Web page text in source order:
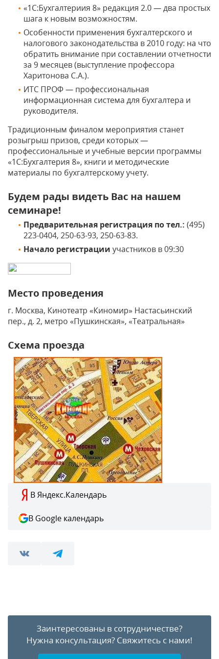
«1С:Бухгалтериия 8» редакция 2.0 — два простых
шага к новым возможностям.
Особенности применения бухгалтерского и
налогового законодательства в 2010 году: на что
обратить внимание при составлении отчетности
за 9 месяцев (выступление профессора
Харитонова С.А.).
ИТС ПРОФ — профессиональная
информационная система для бухгалтера и
руководителя.
Традиционным финалом мероприятия станет
розыгрыш призов, среди которых —
профессиональные и учебные версии программы
«1С:Бухгалтерия 8», книги и методические
материалы по бухгалтерскому учету.
Будем рады видеть Вас на нашем
семинаре!
Предварительная регистрация по тел.: (495)
223-0404, 250-63-93, 250-63-83.
Начало регистрации участников в 09:30
Место проведения
г. Москва, Кинотеатр «Киномир» Настасьинский
пер., д. 2, метро «Пушкинская», «Театральная»
Схема проезда
В Яндекс.Календарь
В Google календарь
Заинтересованы в сотрудничестве?
Нужна консультация? Свяжитесь с нами!